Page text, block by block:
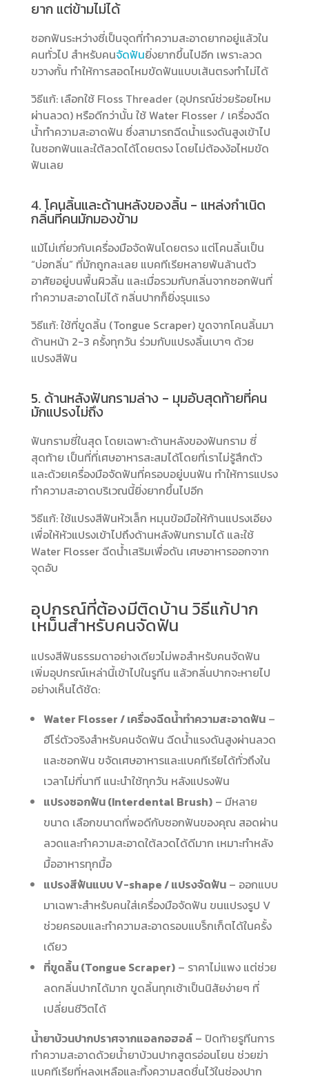
ยาก แต่ข้ามไม่ได้
ซอกฟันระหว่างซี่เป็นจุดที่ทำความสะอาดยากอยู่แล้วใน
คนทั่วไป สำหรับคนจัดฟันยิ่งยากขึ้นไปอีก เพราะลวด
ขวางกั้น ทำให้การสอดไหมขัดฟันแบบเส้นตรงทำไม่ได้
วิธีแก้: เลือกใช้ Floss Threader (อุปกรณ์ช่วยร้อยไหม
ผ่านลวด) หรือดีกว่านั้น ใช้ Water Flosser / เครื่องฉีด
น้ำทำความสะอาดฟัน ซึ่งสามารถฉีดน้ำแรงดันสูงเข้าไป
ในซอกฟันและใต้ลวดได้โดยตรง โดยไม่ต้องง้อไหมขัด
ฟันเลย
4. โคนลิ้นและด้านหลังของลิ้น - แหล่งกำเนิด
กลิ่นที่คนมักมองข้าม
แม้ไม่เกี่ยวกับเครื่องมือจัดฟันโดยตรง แต่โคนลิ้นเป็น
“บ่อกลิ่น” ที่มักถูกละเลย แบคทีเรียหลายพันล้านตัว
อาศัยอยู่บนพื้นผิวลิ้น และเมื่อรวมกับกลิ่นจากซอกฟันที่
ทำความสะอาดไม่ได้ กลิ่นปากก็ยิ่งรุนแรง
วิธีแก้: ใช้ที่ขูดลิ้น (Tongue Scraper) ขูดจากโคนลิ้นมา
ด้านหน้า 2-3 ครั้งทุกวัน ร่วมกับแปรงลิ้นเบาๆ ด้วย
แปรงสีฟัน
5. ด้านหลังฟันกรามล่าง - มุมอับสุดท้ายที่คน
มักแปรงไม่ถึง
ฟันกรามซี่ในสุด โดยเฉพาะด้านหลังของฟันกราม ซี่
สุดท้าย เป็นที่ที่เศษอาหารสะสมได้โดยที่เราไม่รู้สึกตัว
และด้วยเครื่องมือจัดฟันที่ครอบอยู่บนฟัน ทำให้การแปรง
ทำความสะอาดบริเวณนี้ยิ่งยากขึ้นไปอีก
วิธีแก้: ใช้แปรงสีฟันหัวเล็ก หมุนข้อมือให้ก้านแปรงเอียง
เพื่อให้หัวแปรงเข้าไปถึงด้านหลังฟันกรามได้ และใช้
Water Flosser ฉีดน้ำเสริมเพื่อดัน เศษอาหารออกจาก
จุดอับ
อุปกรณ์ที่ต้องมีติดบ้าน วิธีแก้ปาก
เหม็นสำหรับคนจัดฟัน
แปรงสีฟันธรรมดาอย่างเดียวไม่พอสำหรับคนจัดฟัน
เพิ่มอุปกรณ์เหล่านี้เข้าไปในรูทีน แล้วกลิ่นปากจะหายไป
อย่างเห็นได้ชัด:
Water Flosser / เครื่องฉีดน้ำทำความสะอาดฟัน–
ฮีโร่ตัวจริงสำหรับคนจัดฟัน ฉีดน้ำแรงดันสูงผ่านลวด
และซอกฟัน ขจัดเศษอาหารและแบคทีเรียได้ทั่วถึงใน
เวลาไม่กี่นาที แนะนำใช้ทุกวัน หลังแปรงฟัน
แปรงซอกฟัน (Interdental Brush)– มีหลาย
ขนาด เลือกขนาดที่พอดีกับซอกฟันของคุณ สอดผ่าน
ลวดและทำความสะอาดใต้ลวดได้ดีมาก เหมาะทำหลัง
มื้ออาหารทุกมื้อ
แปรงสีฟันแบบ V-shape / แปรงจัดฟัน– ออกแบบ
มาเฉพาะสำหรับคนใส่เครื่องมือจัดฟัน ขนแปรงรูป V
ช่วยครอบและทำความสะอาดรอบแบร็กเก็ตได้ในครั้ง
เดียว
ที่ขูดลิ้น (Tongue Scraper)– ราคาไม่แพง แต่ช่วย
ลดกลิ่นปากได้มาก ขูดลิ้นทุกเช้าเป็นนิสัยง่ายๆ ที่
เปลี่ยนชีวิตได้
น้ำยาบ้วนปากปราศจากแอลกอฮอล์ – ปิดท้ายรูทีนการ
ทำความสะอาดด้วยน้ำยาบ้วนปากสูตรอ่อนโยน ช่วยฆ่า
แบคทีเรียที่หลงเหลือและทิ้งความสดชื่นไว้ในช่องปาก